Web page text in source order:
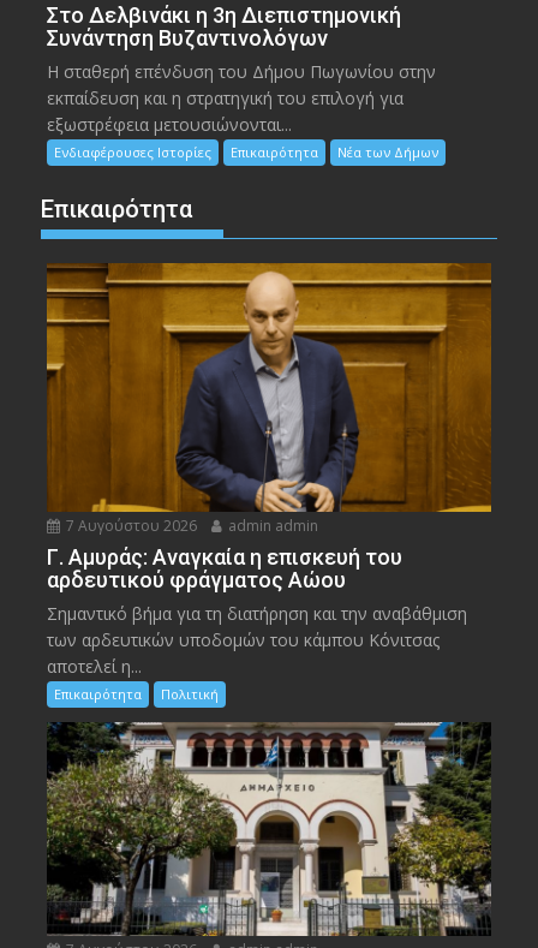
Στο Δελβινάκι η 3η Διεπιστημονική
Συνάντηση Βυζαντινολόγων
Η σταθερή επένδυση του Δήμου Πωγωνίου στην
εκπαίδευση και η στρατηγική του επιλογή για
εξωστρέφεια μετουσιώνονται...
Ενδιαφέρουσες Ιστορίες Επικαιρότητα Νέα των Δήμων
Επικαιρότητα
7 Αυγούστου 2026 admin admin
Γ. Αμυράς: Αναγκαία η επισκευή του
αρδευτικού φράγματος Αώου
Σημαντικό βήμα για τη διατήρηση και την αναβάθμιση
των αρδευτικών υποδομών του κάμπου Κόνιτσας
αποτελεί η...
Επικαιρότητα Πολιτική